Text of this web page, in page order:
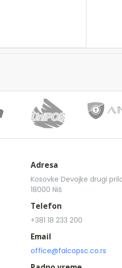
Adresa
Kosovke Devojke drugi
18000 Niš
Telefon
+381 18 233 200
Email
office@falcopsc.co.rs